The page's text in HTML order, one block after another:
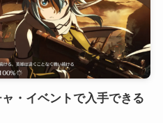
・イベントで入手できる